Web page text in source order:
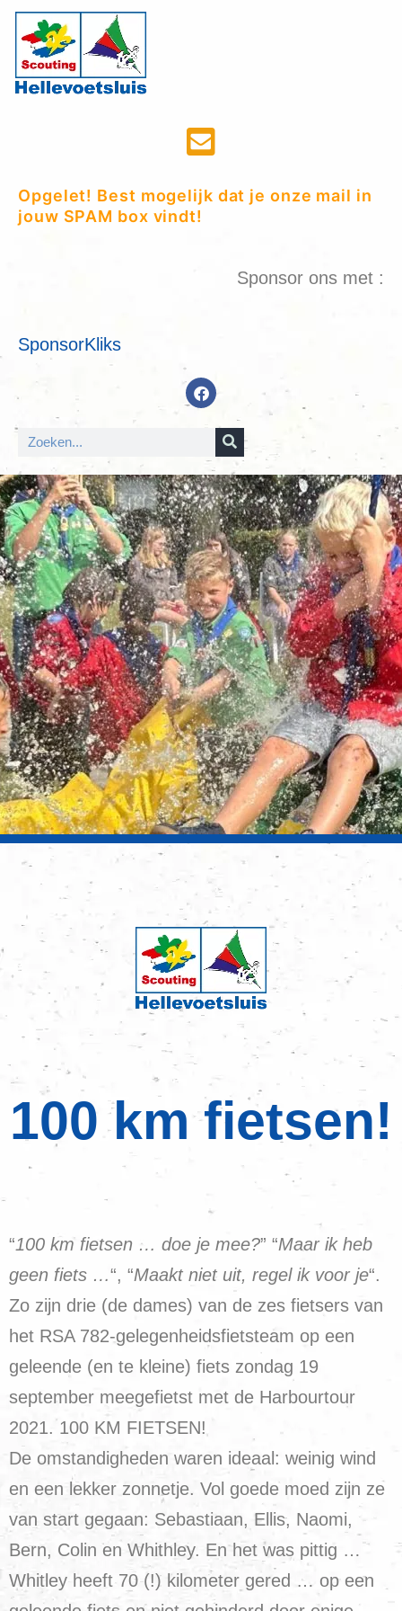
Opgelet! Best mogelijk dat je onze mail in
jouw SPAM box vindt!
Sponsor ons met :
SponsorKliks
100 km fietsen!
“100 km fietsen … doe je mee?” “Maar ik heb
geen fiets …“, “Maakt niet uit, regel ik voor je“.
Zo zijn drie (de dames) van de zes fietsers van
het RSA 782-gelegenheidsfietsteam op een
geleende (en te kleine) fiets zondag 19
september meegefietst met de Harbourtour
2021. 100 KM FIETSEN!
De omstandigheden waren ideaal: weinig wind
en een lekker zonnetje. Vol goede moed zijn ze
van start gegaan: Sebastiaan, Ellis, Naomi,
Bern, Colin en Whithley. En het was pittig …
Whitley heeft 70 (!) kilometer gered … op een